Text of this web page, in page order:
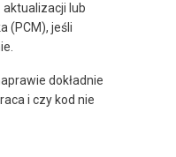
lub
(PCM), jeśli
dokładnie
i czy kod nie